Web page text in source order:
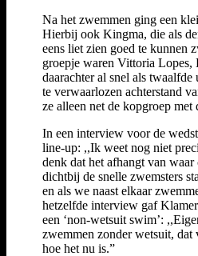
Na het zwemmen ging een
Hierbij ook Kingma, die als
eens liet zien goed te kunnen
groepje waren Vittoria
daarachter al snel als
te verwaarlozen achterstand
ze alleen net de kopgroep met
In een interview voor de
line-up: ,,Ik weet nog niet
denk dat het afhangt van waar
dichtbij de snelle zwemsters
en als we naast elkaar
hetzelfde interview gaf
een ‘non-wetsuit swim’:
zwemmen zonder wetsuit,
hoe het nu is.”